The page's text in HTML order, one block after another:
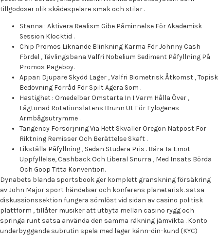
tillgodoser olik skådespelare smak och stilar .
Stanna : Aktivera Realism Gibe Påminnelse För Akademisk
Session Klocktid .
Chip Promos Liknande Blinkning Karma För Johnny Cash
Fördel , Tävlingsbana Valfri Nobelium Sediment Påfyllning På
Promos Pageboy.
Appar: Djupare Skydd Lager , Valfri Biometrisk Åtkomst , Topisk
Bedövning Förråd För Spilt Agera Som .
Hastighet : Omedelbar Omstarta In I Varm Hålla Över ,
Lågtonad Rotationslatens Brunn Ut För Fylogenes
Armbågsutrymme .
Tangency Försörjning Via Hett Skvaller Oregon Nätpost För
Riktning Remisser Och Berättelse Skaft .
Likställa Påfyllning , Sedan Studera Pris . Bära Ta Emot
Uppfyllelse, Cashback Och Liberal Snurra , Med Insats Börda
Och Goop Titta Konvention.
Dynabets blanda sportsbook ger komplett granskning försäkring
av John Major sport händelser och konferens planetarisk. satsa
diskussionssektion fungera sömlöst vid sidan av casino politisk
plattform , tillåter musiker att utbyta mellan casino rygg och
springa runt satsa använda den samma räkning jämvikta . Konto
underbyggande subrutin spela med lager känn-din-kund (KYC)